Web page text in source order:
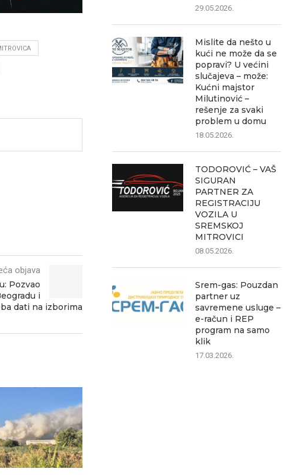
objava
Pozvao
i
dati na izborima
29.05.2026.
Mislite da nešto u
kući ne može da se
popravi? U većini
slučajeva – može:
Kućni majstor
Milutinović –
rešenje za svaki
problem u domu
18.05.2026.
TODOROVIĆ – VAŠ
SIGURAN
PARTNER ZA
REGISTRACIJU
VOZILA U
SREMSKOJ
MITROVICI
08.05.2026.
Srem-gas: Pouzdan
partner uz
savremene usluge –
e-račun i REP
program na samo
klik
17.03.2026.